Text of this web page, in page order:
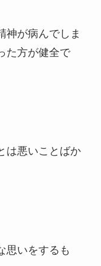
神が病んでしま
た方が健全で
は悪いことばか
思いをするも